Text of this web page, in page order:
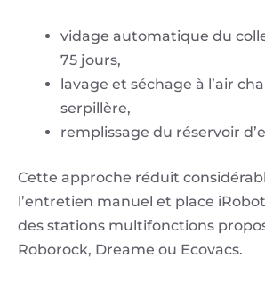
vidage automatique du
75 jours,
lavage et séchage à l’air
serpillère,
remplissage du réservoir
Cette approche réduit
l’entretien manuel et place
des stations multifonctions
Roborock, Dreame ou Ecovacs.